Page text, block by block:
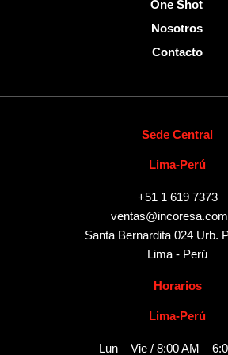
One Shot
Nosotros
Contacto
Sede Central
Lima-Perú
+51 1 619 7373
Santa Bernardita 024 Urb.
Lima - Perú
Horarios
Lima-Perú
Lun – Vie / 8:00 AM –